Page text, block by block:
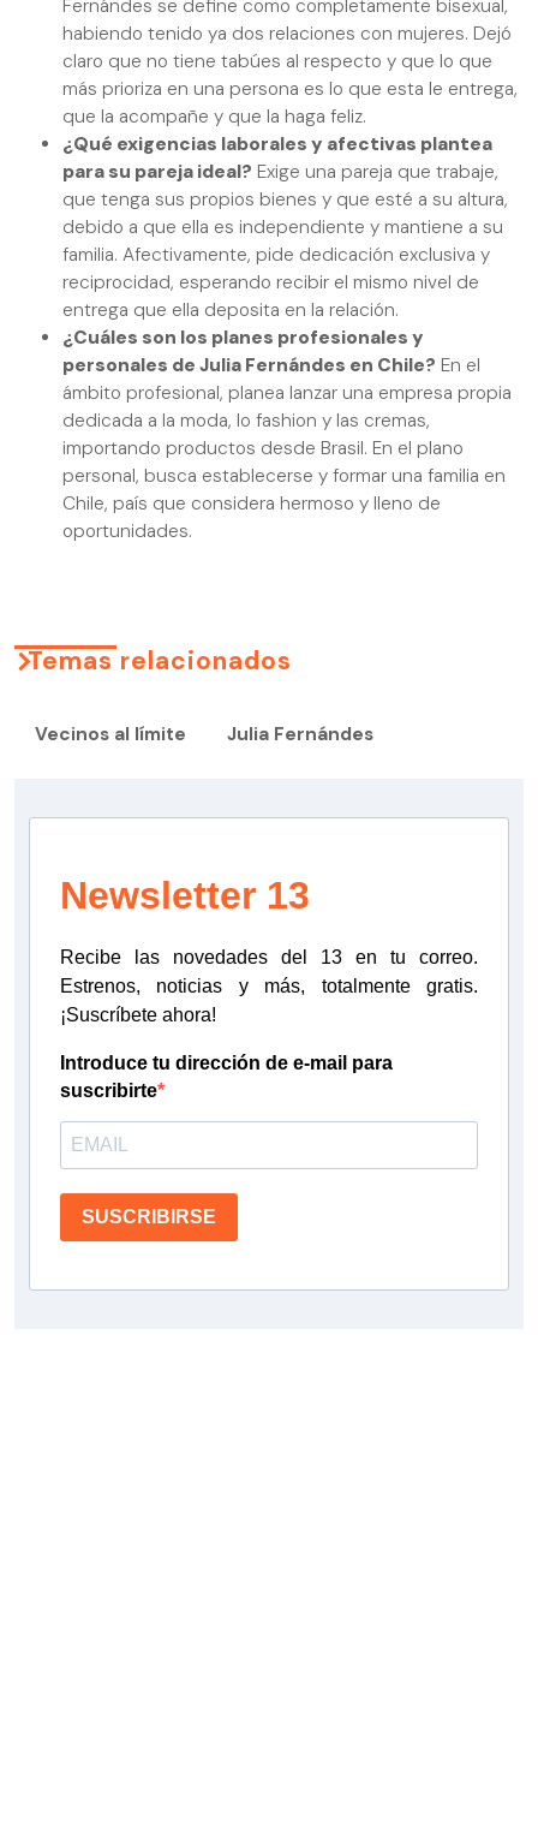
Fernándes se define como completamente bisexual,
habiendo tenido ya dos relaciones con mujeres. Dejó
claro que no tiene tabúes al respecto y que lo que
más prioriza en una persona es lo que esta le entrega,
que la acompañe y que la haga feliz.
¿Qué exigencias laborales y afectivas plantea
para su pareja ideal? Exige una pareja que trabaje,
que tenga sus propios bienes y que esté a su altura,
debido a que ella es independiente y mantiene a su
familia. Afectivamente, pide dedicación exclusiva y
reciprocidad, esperando recibir el mismo nivel de
entrega que ella deposita en la relación.
¿Cuáles son los planes profesionales y
personales de Julia Fernándes en Chile? En el
ámbito profesional, planea lanzar una empresa propia
dedicada a la moda, lo fashion y las cremas,
importando productos desde Brasil. En el plano
personal, busca establecerse y formar una familia en
Chile, país que considera hermoso y lleno de
oportunidades.
Temas relacionados
Vecinos al límite Julia Fernándes
Newsletter 13
Recibe las novedades del 13 en tu correo.
Estrenos, noticias y más, totalmente gratis.
¡Suscríbete ahora!
Introduce tu dirección de e-mail para
suscribirte
SUSCRIBIRSE